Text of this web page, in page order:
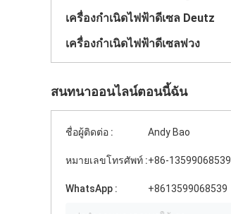
เครื่องกำเนิดไฟฟ้าดีเซล Deutz
เครื่องกำเนิดไฟฟ้าดีเซลพ่วง
สนทนาออนไลน์ตอนนี้ฉัน
ชื่อผู้ติดต่อ : Andy Bao
หมายเลขโทรศัพท์ :+86-13599068539
WhatsApp : +8613599068539